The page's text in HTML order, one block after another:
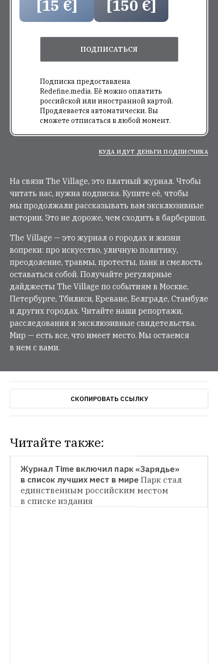
[15 €] [150 €]
ПОДПИСАТЬСЯ
Подписка предоставлена
Redefine.media. Её можно оплатить
российской или иностранной картой.
Продлевается автоматически. Вы
сможете отписаться в любой момент.
КУДА ИДУТ ДЕНЬГИ ПОДПИСЧИКА
На связи The Village, это платный журнал. Чтобы
читать нас, нужна подписка. Купите её, чтобы
мы продолжали рассказывать вам эксклюзивные
истории. Это не дороже, чем сходить в барбершоп.
The Village — это журнал о городах и жизни
вопреки: про искусство, уличную политику,
преодоление, травмы, протесты, панк и смелость
оставаться собой. Получайте регулярные
дайджесты The Village по событиям в Москве,
Петербурге, Тбилиси, Ереване, Белграде, Стамбуле
и других городах. Читайте наши репортажи,
расследования и эксклюзивные свидетельства.
Мир — есть все, что имеет место. Мы остаемся
в нем с вами.
СКОПИРОВАТЬ ССЫЛКУ
Читайте также:
НОВОСТИ
Журнал Time включил парк «Зарядье»
в список лучших мест в мире Парк стал
единственным российским местом
в списке издания